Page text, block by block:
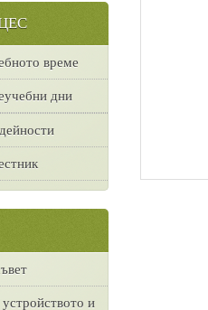
време
дни
и